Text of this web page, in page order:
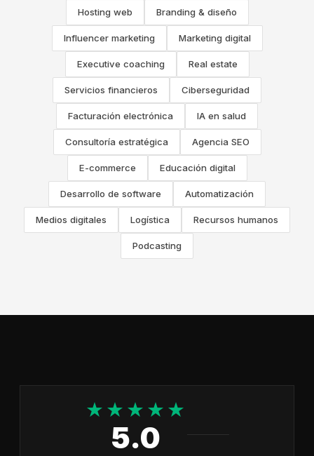
Hosting web Branding & diseño
Influencer marketing Marketing digital
Executive coaching Real estate
Servicios financieros Ciberseguridad
Facturación electrónica IA en salud
Consultoría estratégica Agencia SEO
E-commerce Educación digital
Desarrollo de software Automatización
Medios digitales Logística Recursos humanos
Podcasting
★★★★★
5.0